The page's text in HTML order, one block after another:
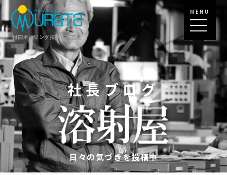
村田ボーリング技研株式会社
MENU
社長ブログ
日々の気づきを投稿中